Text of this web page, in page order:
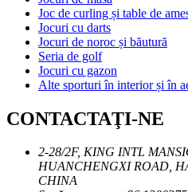
Joc de curling și table de
Jocuri cu darts
Jocuri de noroc și băutură
Seria de golf
Jocuri cu gazon
Alte sporturi în interior și în
CONTACTAŢI-NE
2-28/2F, KING INTL
HUANCHENGXI ROAD,
CHINA